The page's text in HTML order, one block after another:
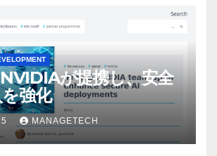
が提携し、安全
強化
MANAGETECH